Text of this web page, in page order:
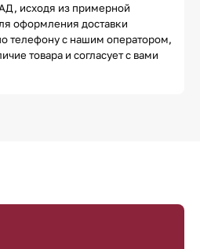
исходя из примерной
оформления доставки
телефону с нашим оператором,
товара и согласует с вами